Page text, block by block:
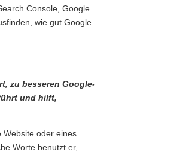
Console, Google
wie gut Google
zu besseren Google-
und hilft,
Website oder eines
Worte benutzt er,